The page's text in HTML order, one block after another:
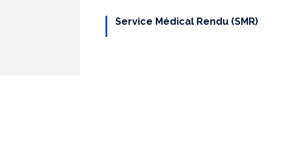
Service Médical Rendu (SMR)